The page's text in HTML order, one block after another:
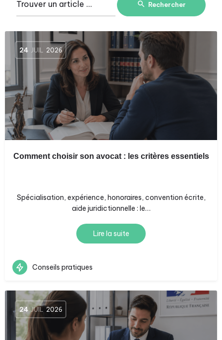
Rechercher
24 JUIL 2026
Comment choisir son avocat : les critères essentiels
Spécialisation, expérience, honoraires, convention écrite,
aide juridictionnelle : le…
Lire la suite
Conseils pratiques
24 JUIL 2026